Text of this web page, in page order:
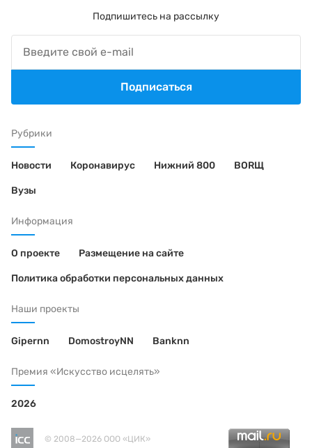
Рубрики
Новости Коронавирус Нижний 800 BORЩ
Вузы
Информация
О проекте Размещение на сайте
Политика обработки персональных данных
Наши проекты
Gipernn DomostroyNN Banknn
Премия «Искусство исцелять»
2026
© 2008—2026 ООО «ЦИК»
Подпишитесь на рассылку
Подписаться